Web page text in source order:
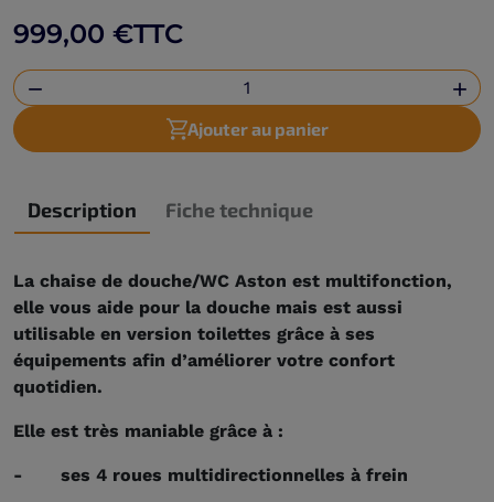
999,00 €TTC
 
Ajouter au panier
Description Fiche technique
La chaise de douche/WC Aston est multifonction,
elle vous aide pour la douche mais est aussi
utilisable en version toilettes grâce à ses
équipements afin d’améliorer votre confort
quotidien.
Elle est très maniable grâce à :
- ses 4 roues multidirectionnelles à frein